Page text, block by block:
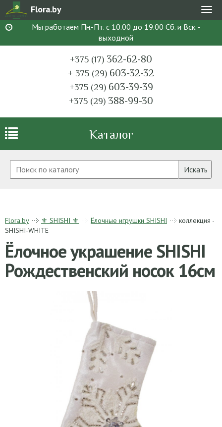
Flora.by
Мы работаем Пн.-Пт. с 10.00 до 19.00 Сб. и Вск. -
выходной
+375 (17) 362-62-80
+ 375 (29) 603-32-32
+375 (29)603-39-39
+375 (29) 388-99-30
Каталог
Искать
Flora.by ⚜ SHISHI ⚜ Ёлочные игрушки SHISHI
коллекция -
SHISHI-WHITE
Ёлочное украшение SHISHI
Рождественский носок 16см